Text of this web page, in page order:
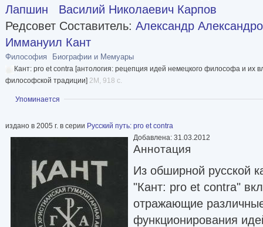
Лапшин
Василий Николаевич Карпов
Редсовет Составитель: Александр
Иммануил Кант
Философия Биографии и Мемуары
Кант: pro et contra [антология: рецепция идей немецкого философа и их
философской традиции] 2M, 918 с.
Показать
Упоминается
издано в 2005 г. в серии Русский путь: pro et contra
Добавлена: 31.03.2012
Аннотация
Из обширной русской
"Кант: pro et contra"
отражающие
функционирования